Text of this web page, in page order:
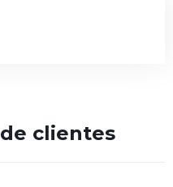
de clientes